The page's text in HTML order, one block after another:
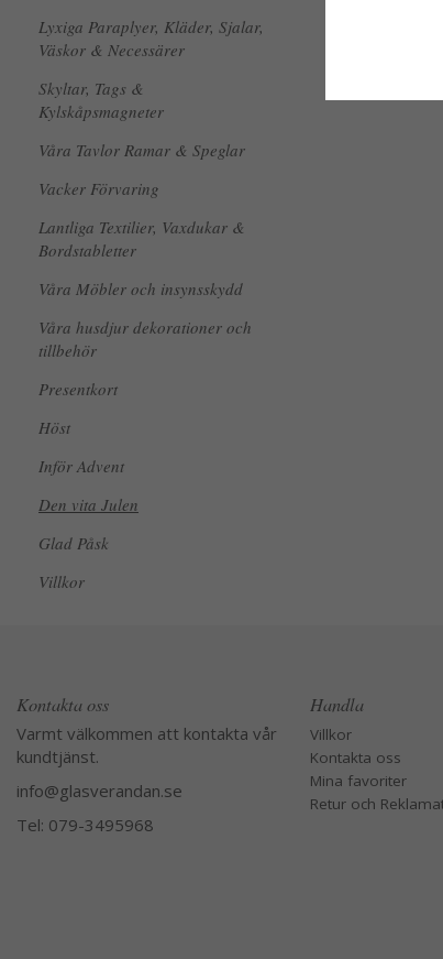
Lyxiga Paraplyer, Kläder, Sjalar,
Väskor & Necessärer
Skyltar, Tags &
Kylskåpsmagneter
Våra Tavlor Ramar & Speglar
Vacker Förvaring
Lantliga Textilier, Vaxdukar &
Bordstabletter
Våra Möbler och insynsskydd
Våra husdjur dekorationer och
tillbehör
Presentkort
Höst
Inför Advent
Den vita Julen
Glad Påsk
Villkor
Kontakta oss
Varmt välkommen att kontakta vår
kundtjänst.
info@glasverandan.se
Tel: 079-3495968
Handla
Villkor
Kontakta oss
Mina favoriter
Retur och